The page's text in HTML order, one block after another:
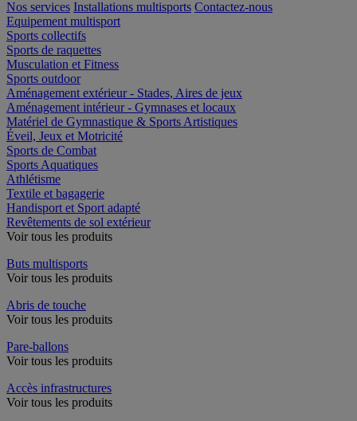
Nos services Installations multisports Contactez-nous
Equipement multisport
Sports collectifs
Sports de raquettes
Musculation et Fitness
Sports outdoor
Aménagement extérieur - Stades, Aires de jeux
Aménagement intérieur - Gymnases et locaux
Matériel de Gymnastique & Sports Artistiques
Éveil, Jeux et Motricité
Sports de Combat
Sports Aquatiques
Athlétisme
Textile et bagagerie
Handisport et Sport adapté
Revêtements de sol extérieur
Voir tous les produits
Buts multisports
Voir tous les produits
Abris de touche
Voir tous les produits
Pare-ballons
Voir tous les produits
Accès infrastructures
Voir tous les produits